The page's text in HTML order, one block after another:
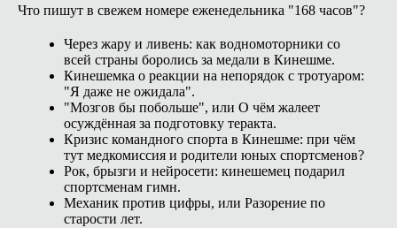
Что пишут в свежем номере еженедельника "168 часов"?
Через жару и ливень: как водномоторники со
всей страны боролись за медали в Кинешме.
Кинешемка о реакции на непорядок с тротуаром:
"Я даже не ожидала".
"Мозгов бы побольше", или О чём жалеет
осуждённая за подготовку теракта.
Кризис командного спорта в Кинешме: при чём
тут медкомиссия и родители юных спортсменов?
Рок, брызги и нейросети: кинешемец подарил
спортсменам гимн.
Механик против цифры, или Разорение по
старости лет.